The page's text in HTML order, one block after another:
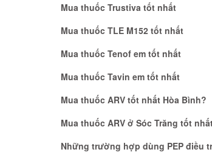
Mua thuốc Trustiva tốt nhất
Mua thuốc TLE M152 tốt nhất
Mua thuốc Tenof em tốt nhất
Mua thuốc Tavin em tốt nhất
Mua thuốc ARV tốt nhất Hòa Bình?
Mua thuốc ARV ở Sóc Trăng tốt
Những trường hợp dùng PEP điều